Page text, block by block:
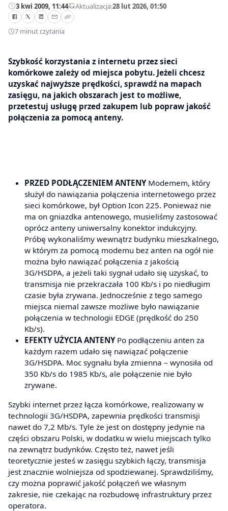
3 kwi 2009, 11:44—Aktualizacja:28 lut 2026, 01:50
7 minut czytania
Szybkość korzystania z internetu przez sieci
komórkowe zależy od miejsca pobytu. Jeżeli chcesz
uzyskać najwyższe prędkości, sprawdź na mapach
zasięgu, na jakich obszarach jest to możliwe,
przetestuj usługę przed zakupem lub popraw jakość
połączenia za pomocą anteny.
PRZED PODŁĄCZENIEM ANTENYModemem, który
służył do nawiązania połączenia internetowego przez
sieci komórkowe, był Option Icon 225. Ponieważ nie
ma on gniazdka antenowego, musieliśmy zastosować
oprócz anteny uniwersalny konektor indukcyjny.
Próbę wykonaliśmy wewnątrz budynku mieszkalnego,
w którym za pomocą modemu bez anten na ogół nie
można było nawiązać połączenia z jakością
3G/HSDPA, a jeżeli taki sygnał udało się uzyskać, to
transmisja nie przekraczała 100 Kb/s i po niedługim
czasie była zrywana. Jednocześnie z tego samego
miejsca niemal zawsze możliwe było nawiązanie
połączenia w technologii EDGE (prędkość do 250
Kb/s).
EFEKTY UŻYCIA ANTENYPo podłączeniu anten za
każdym razem udało się nawiązać połączenie
3G/HSDPA. Moc sygnału była zmienna – wynosiła od
350 Kb/s do 1985 Kb/s, ale połączenie nie było
zrywane.
Szybki internet przez łącza komórkowe, realizowany w
technologii 3G/HSDPA, zapewnia prędkości transmisji
nawet do 7,2 Mb/s. Tyle że jest on dostępny jedynie na
części obszaru Polski, w dodatku w wielu miejscach tylko
na zewnątrz budynków. Często też, nawet jeśli
teoretycznie jesteś w zasięgu szybkich łączy, transmisja
jest znacznie wolniejsza od spodziewanej. Sprawdziliśmy,
czy można poprawić jakość połączeń we własnym
zakresie, nie czekając na rozbudowę infrastruktury przez
operatora.